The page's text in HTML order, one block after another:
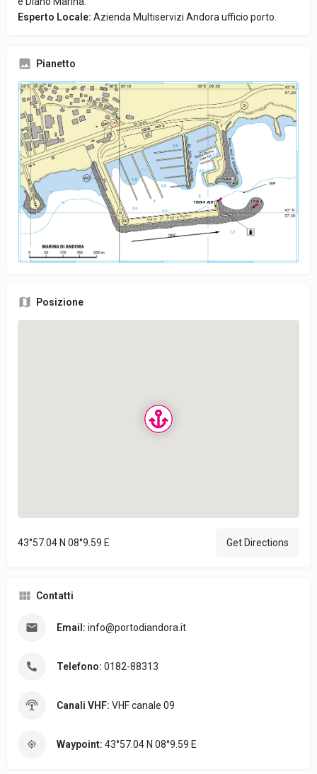
Esperto Locale: Azienda Multiservizi Andora ufficio porto.
Pianetto
Posizione
43°57.04 N 08°9.59 E Get Directions
Contatti
Email: info@portodiandora.it
Telefono: 0182-88313
Canali VHF: VHF canale 09
Waypoint: 43°57.04 N 08°9.59 E